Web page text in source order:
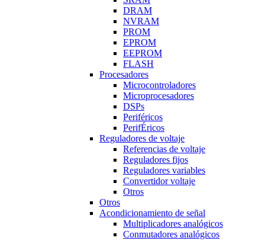
DRAM
NVRAM
PROM
EPROM
EEPROM
FLASH
Procesadores
Microcontroladores
Microprocesadores
DSPs
Periféricos
PerifÉricos
Reguladores de voltaje
Referencias de voltaje
Reguladores fijos
Reguladores variables
Convertidor voltaje
Otros
Otros
Acondicionamiento de señal
Multiplicadores analógicos
Conmutadores analógicos